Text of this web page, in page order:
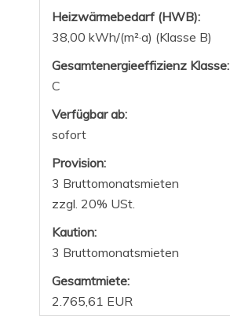
Heizwärmebedarf (HWB):
38,00 kWh/(m²·a) (Klasse B)
Gesamtenergieeffizienz Klasse:
C
Verfügbar ab:
sofort
Provision:
3 Bruttomonatsmieten
zzgl. 20% USt.
Kaution:
3 Bruttomonatsmieten
Gesamtmiete:
2.765,61 EUR